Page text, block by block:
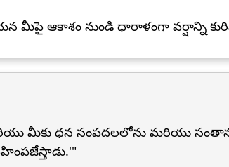
మీపై ఆకాశం నుండి ధారాళంగా వర్షాన్ని
మీకు ధన సంపదలలోను మరియు